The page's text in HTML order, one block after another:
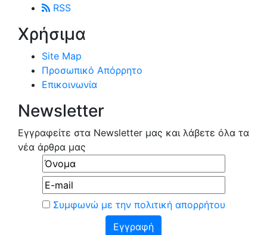
RSS
Χρήσιμα
Site Map
Προσωπικό Απόρρητο
Επικοινωνία
Newsletter
Εγγραφείτε στα Newsletter μας και λάβετε όλα τα
νέα άρθρα μας
Συμφωνώ με την πολιτική απορρήτου